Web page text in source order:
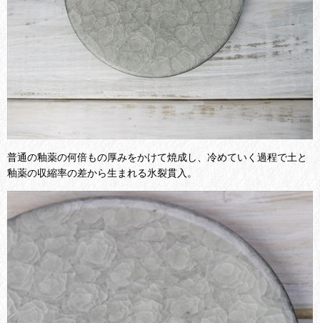
普通の釉薬の何倍もの厚みをかけて焼成し、冷めていく過程で土と
釉薬の収縮率の差から生まれる氷裂貫入。